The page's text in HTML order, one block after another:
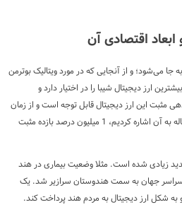
اقتصادی آن
جا می‌شود؛ و از آنجایی که در مورد ویتالیک بوترمن
ارز دیجیتال شیبا را در اختیار دارد و
مثبت این ارز دیجیتال قابل توجه است و از زمان
ایجاد تا بالاترین قیمت که در ابتدای مقاله به آن اشاره کردیم، 1 میلیون درصد بازده مثبت
زیادی شده است. مثلا وضعیت بیماری در هند
جهان به سمت هندوستان سرازیر شد. یک
شکل ارز دیجیتال به مردم هند پرداخت کند.